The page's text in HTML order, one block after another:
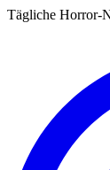
Tägliche Horror-